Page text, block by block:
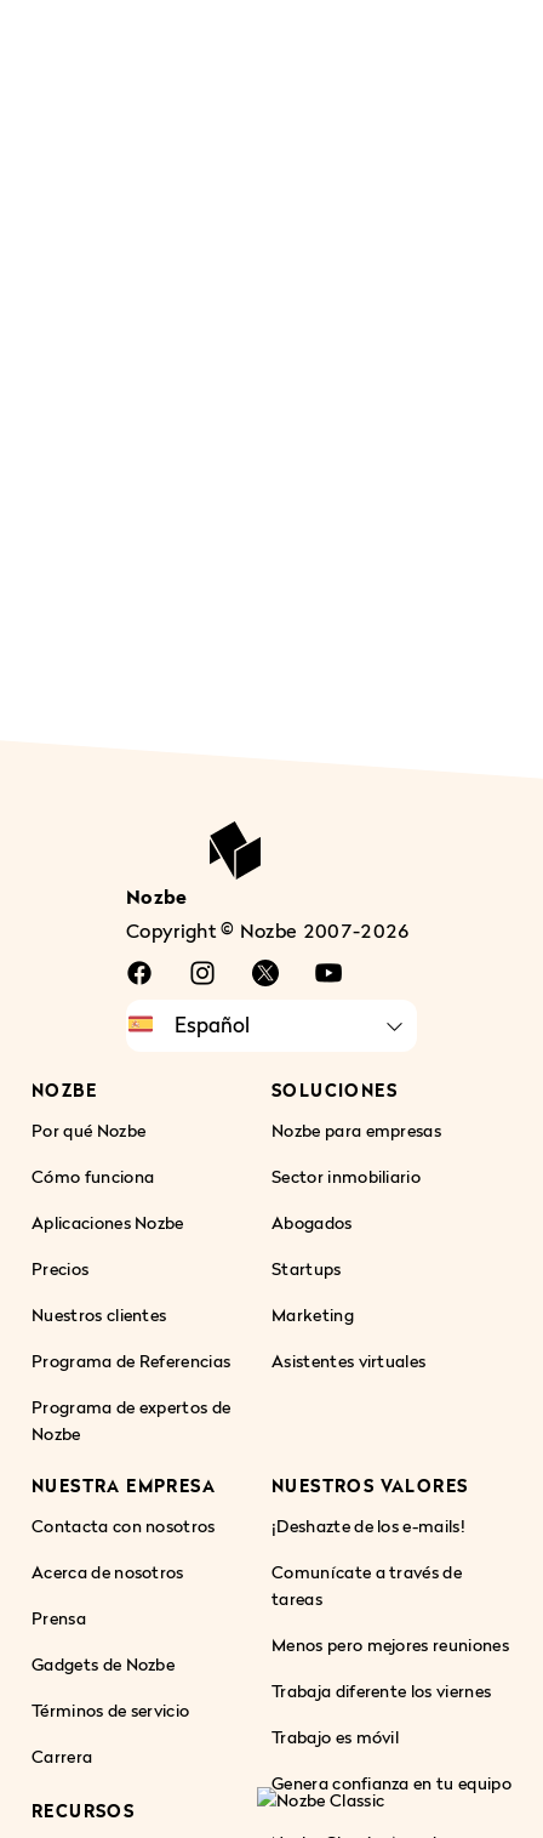
Nozbe
Copyright © Nozbe 2007-2026
NOZBE
Por qué Nozbe
Cómo funciona
Aplicaciones Nozbe
Precios
Nuestros clientes
Programa de Referencias
Programa de expertos de
Nozbe
SOLUCIONES
Nozbe para empresas
Sector inmobiliario
Abogados
Startups
Marketing
Asistentes virtuales
NUESTRA EMPRESA
Contacta con nosotros
Acerca de nosotros
Prensa
Gadgets de Nozbe
Términos de servicio
Carrera
NUESTROS VALORES
¡Deshazte de los e-mails!
Comunícate a través de
tareas
Menos pero mejores reuniones
Trabaja diferente los viernes
Trabajo es móvil
Genera confianza en tu equipo
RECURSOS